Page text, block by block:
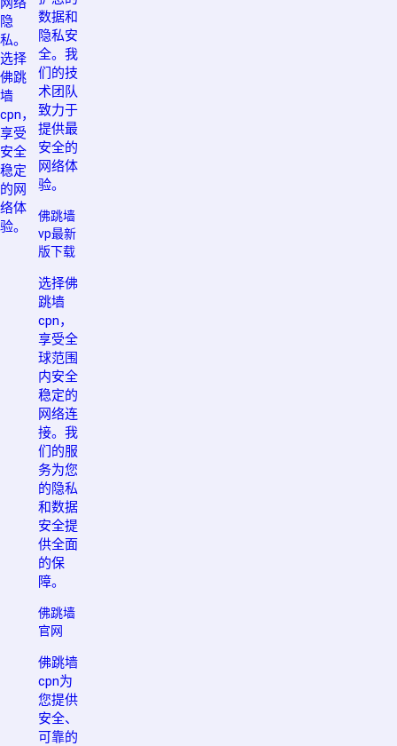
隐
私。
选择
佛跳
墙
cpn，
享受
安全
稳定
的网
络体
验。
数据和
隐私安
全。我
们的技
术团队
致力于
提供最
安全的
网络体
验。
佛跳墙
vp最新
版下载
选择佛
跳墙
cpn，
享受全
球范围
内安全
稳定的
网络连
接。我
们的服
务为您
的隐私
和数据
安全提
供全面
的保
障。
佛跳墙
官网
佛跳墙
cpn为
您提供
安全、
可靠的